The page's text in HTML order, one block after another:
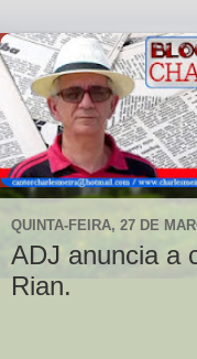
QUINTA-FEIRA, 27 DE
ADJ anuncia a
Rian.